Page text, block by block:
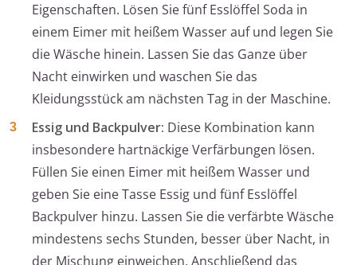
Eigenschaften. Lösen Sie fünf Esslöffel Soda in
einem Eimer mit heißem Wasser auf und legen Sie
die Wäsche hinein. Lassen Sie das Ganze über
Nacht einwirken und waschen Sie das
Kleidungsstück am nächsten Tag in der Maschine.
Essig und Backpulver: Diese Kombination kann
insbesondere hartnäckige Verfärbungen lösen.
Füllen Sie einen Eimer mit heißem Wasser und
geben Sie eine Tasse Essig und fünf Esslöffel
Backpulver hinzu. Lassen Sie die verfärbte Wäsche
mindestens sechs Stunden, besser über Nacht, in
der Mischung einweichen. Anschließend das